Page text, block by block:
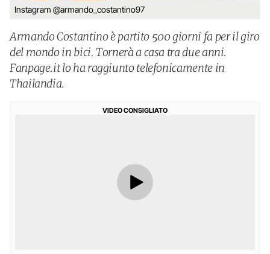
Instagram @armando_costantino97
Armando Costantino è partito 500 giorni fa per il giro
del mondo in bici. Tornerà a casa tra due anni.
Fanpage.it lo ha raggiunto telefonicamente in
Thailandia.
VIDEO CONSIGLIATO